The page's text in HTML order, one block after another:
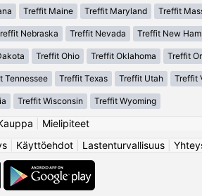
Treffit Maine Treffit Maryland Treffit
Nebraska Treffit Nevada Treffit New
Treffit Ohio Treffit Oklahoma Treffit
Tennessee Treffit Texas Treffit Utah Treffit
Treffit Wisconsin Treffit Wyoming
Mielipiteet
| Käyttöehdot| Lastenturvallisuus|